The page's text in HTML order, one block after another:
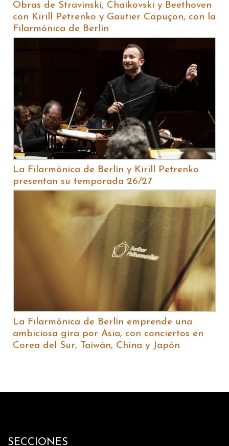
Obras de Stravinski, Chaikovski y Beethoven
con Kirill Petrenko y Gautier Capuçon, con la
Filarmónica de Berlín
La Filarmónica de Berlín y Kirill Petrenko
presentan su temporada 26/27
La Filarmónica de Berlín emprende una
ambiciosa gira por Asia, con conciertos en
Corea del Sur, Taiwán, China y Japón
SECCIONES